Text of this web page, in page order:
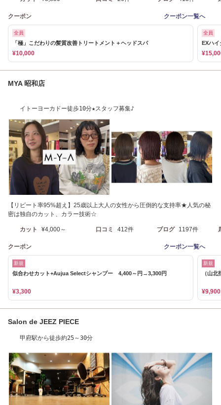
クーポン クーポン一覧へ
全員
「極」こだわりの髪質改善トリートメント＋ヘッドスパ
¥10,000
全員
EXハイ
MYA 昭和店
イトーヨーカドー徒歩10分★スタッフ募集♪
【リピート率95%超え】25歳以上大人の女性から圧倒的な支持率★人気の秘
密は独自のカット、カラー技術☆
カット ¥4,000～ 口コミ 412件 ブログ 1197件
クーポン クーポン一覧へ
新規
似合わせカット+Aujua Selectシャンプー 4,400～円→3,300円
¥3,300
新規
（山
¥9,900
Salon de JEEZ PIECE
甲府駅から徒歩約25～30分